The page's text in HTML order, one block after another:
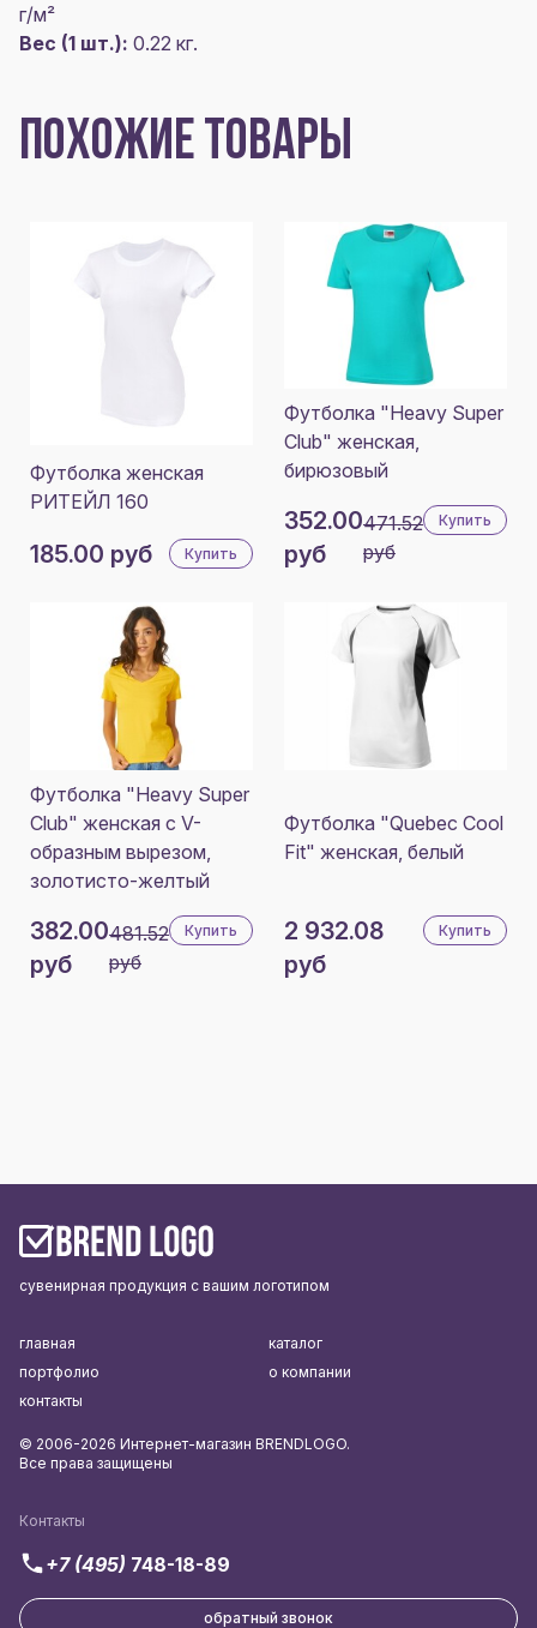
г/м²
Вес (1 шт.): 0.22 кг.
ПОХОЖИЕ ТОВАРЫ
Футболка женская
РИТЕЙЛ 160
185.00 руб Купить
Футболка "Heavy Super
Club" женская,
бирюзовый
352.00
руб
471.52
руб
Купить
Футболка "Heavy Super
Club" женская с V-
образным вырезом,
золотисто-желтый
382.00
руб
481.52
руб
Купить
Футболка "Quebec Cool
Fit" женская, белый
2 932.08
руб
Купить
сувенирная продукция с вашим логотипом
Контакты
+7 (495) 748-18-89
обратный звонок
главная
каталог
портфолио
о компании
контакты
© 2006-2026 Интернет-магазин BRENDLOGO.
Все права защищены